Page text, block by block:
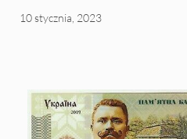
10 stycznia, 2023